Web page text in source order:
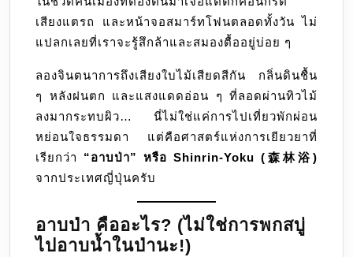
ควา
พลัง
จาก
ธรร
เสียงแตรถ และหน้าจอสมาร์ทโฟนตลอดทั้งวัน ไม่
แปลกเลยที่เราจะรู้สึกล้าและสมองตื้ออยู่บ่อย ๆ
ลองจินตนาการถึงเสียงใบไม้เสียดสีกัน กลิ่นดินชื้น
ๆ หลังฝนตก และแสงแดดอ่อน ๆ ที่ลอดผ่านทิวไม้
ลงมากระทบผิว… นี่ไม่ใช่แค่การไปเที่ยวพักผ่อน
หย่อนใจธรรมดา แต่คือศาสตร์แห่งการเยียวยาที่
เรียกว่า “อาบป่า” หรือ Shinrin-Yoku (森林浴)
จากประเทศญี่ปุ่นครับ
อาบป่า คืออะไร? (ไม่ใช่การพกสบู่
ไปอาบน้ำในป่านะ!)